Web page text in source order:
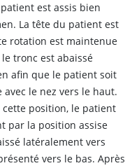
est assis bien
La tête du patient est
rotation est maintenue
tronc est abaissé
afin que le patient soit
le nez vers le haut.
cette position, le patient
par la position assise
latéralement vers
vers le bas. Après